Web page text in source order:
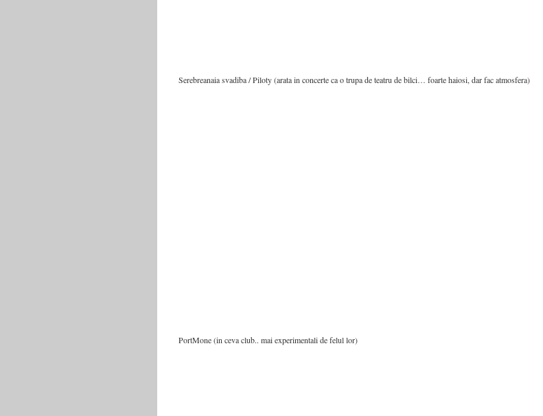
Serebreanaia svadiba / Piloty (arata in concerte ca o trupa de teatru de bilci… foarte haiosi, dar fac atmosfera)
PortMone (in ceva club.. mai experimentali de felul lor)